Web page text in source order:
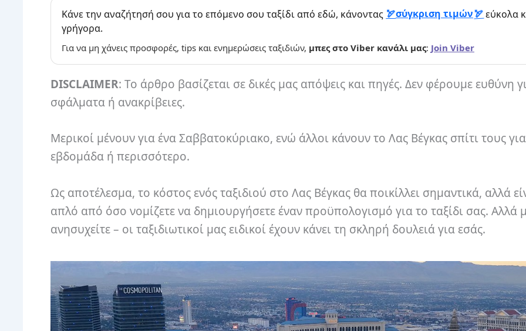
Κάνε την αναζήτησή σου για το επόμενο σου ταξίδι από εδώ, κάνοντας σύγκριση τιμών
εύκολα
γρήγορα.
Για να μη χάνεις προσφορές, tips και ενημερώσεις ταξιδιών, μπες στο Viber κανάλι μας: Join Viber
DISCLAIMER: Το άρθρο βασίζεται σε δικές μας απόψεις και πηγές. Δεν φέρουμε ευθύνη
σφάλματα ή ανακρίβειες.
Μερικοί μένουν για ένα Σαββατοκύριακο, ενώ άλλοι κάνουν το Λας Βέγκας σπίτι τους
εβδομάδα ή περισσότερο.
Ως αποτέλεσμα, το κόστος ενός ταξιδιού στο Λας Βέγκας θα ποικίλλει σημαντικά, αλλά
απλό από όσο νομίζετε να δημιουργήσετε έναν προϋπολογισμό για το ταξίδι σας. Αλλά
ανησυχείτε – οι ταξιδιωτικοί μας ειδικοί έχουν κάνει τη σκληρή δουλειά για εσάς.